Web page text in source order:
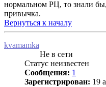
нормальном РЦ, то знали
привычка.
Вернуться к началу
kvamamka
Не в сети
Статус неизвестен
Сообщения: 1
Зарегистрирован: 19